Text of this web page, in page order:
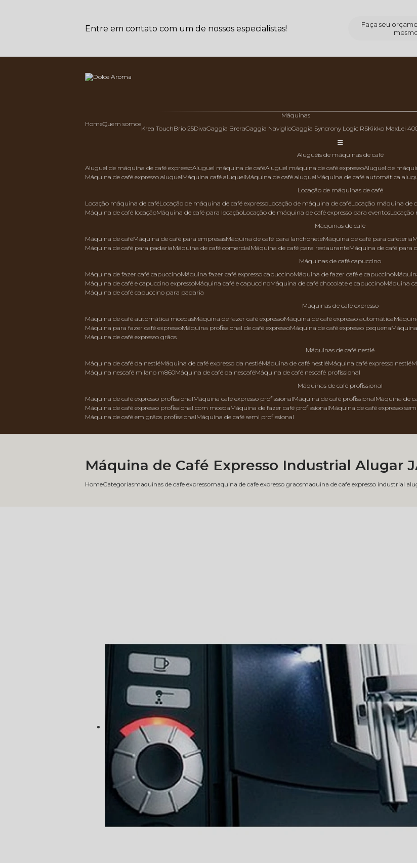
Entre em contato com um de nossos especialistas!
Faça seu
Home Quem somos
Máquinas
Krea Touch
Brio 25 Diva Gaggia Brera Gaggia Naviglio Gaggia Syncrony Logic RS Kikko Max Lei
aluguéis de máquinas de café
aluguel de máquina de café expresso aluguel máquina de café aluguel máquina de café expresso aluguel de
máquina de café expresso aluguel
máquina café aluguel máquina de café aluguel máquina de café automática
locação de máquinas de café
locação máquina de café locação de máquina de café expresso locação de máquina de café locação máquina de
máquina de café locação
máquina de café para locação locação de máquina de café expresso para eventos
máquinas de café
máquina de café
máquina de café para empresas máquina de café para lanchonete máquina de café para cafeteria
máquina de café para padaria
máquina de café comercial máquina de café para restaurante máquina de café para
máquinas de café capuccino
máquina de fazer café capuccino
máquina fazer café expresso capuccino máquina de fazer café e capuccino
máquina de café e capuccino expresso
máquina café e capuccino máquina de café chocolate e capuccino máquina
máquina de café capuccino para padaria
máquinas de café expresso
máquina de café automática moedas
máquina de fazer café expresso máquina de café expresso automática
máquina para fazer café expresso
máquina profissional de café expresso máquina de café expresso pequena
máquina de café expresso grãos
máquinas de café nestlé
máquina de café da nestlé
máquina de café expresso da nestlé máquina de café nestlé máquina café expresso nestlé
máquina nescafé milano m860
máquina de café da nescafé
máquina de café nescafé profissional
máquinas de café profissional
máquina de café expresso profissional
máquina café expresso profissional máquina de café profissional
máquina de
máquina de café expresso profissional com moeda
máquina de fazer café profissional máquina de café expresso
máquina de café em grãos profissional
máquina de café semi profissional
HomeCategoriasmaquinas de cafe expressomaquina de cafe expresso graosmaquina de cafe expresso industrial
Máquina de Café Expresso Industrial Alugar